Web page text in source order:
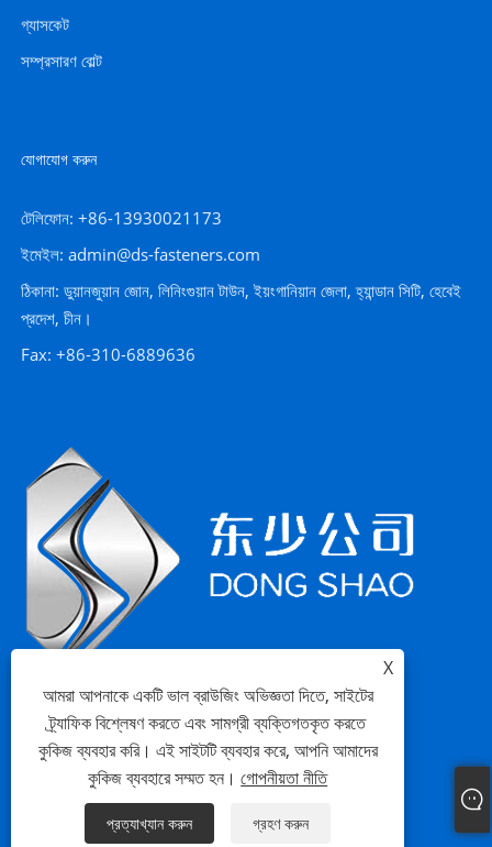
গ্যাসকেট
সম্প্রসারণ বোল্ট
যোগাযোগ করুন
টেলিফোন: +86-13930021173
ইমেইল: admin@ds-fasteners.com
ঠিকানা: ডুয়ানজুয়ান জোন, লিনিংগুয়ান টাউন, ইয়ংগানিয়ান জেলা, হ্যান্ডান সিটি, হেবেই
প্রদেশ, চীন।
Fax: +86-310-6889636
Sitemap RSS XML গোপনীয়তা নীতি
X
আমরা আপনাকে একটি ভাল ব্রাউজিং অভিজ্ঞতা দিতে, সাইটের
ট্র্যাফিক বিশ্লেষণ করতে এবং সামগ্রী ব্যক্তিগতকৃত করতে
কুকিজ ব্যবহার করি। এই সাইটটি ব্যবহার করে, আপনি আমাদের
কুকিজ ব্যবহারে সম্মত হন।গোপনীয়তা নীতি
প্রত্যাখ্যান করুন গ্রহণ করুন